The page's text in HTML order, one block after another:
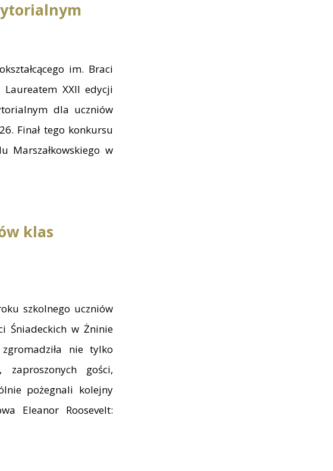
im. Braci
XXII edycji
dla uczniów
Finał tego konkursu
Marszałkowskiego w
klas
szkolnego uczniów
Śniadeckich w Żninie
nie tylko
gości,
pożegnali kolejny
Eleanor Roosevelt: